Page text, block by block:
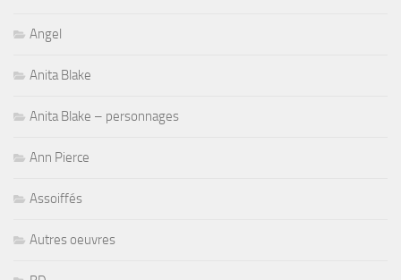
Angel
Anita Blake
Anita Blake – personnages
Ann Pierce
Assoiffés
Autres oeuvres